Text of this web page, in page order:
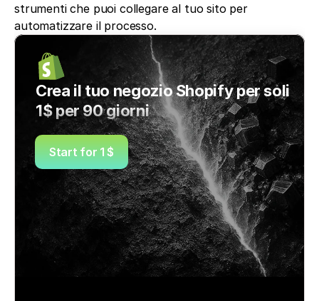
strumenti che puoi collegare al tuo sito per
automatizzare il processo.
Crea il tuo negozio Shopify per soli
1$ per 90 giorni
Start for 1 $